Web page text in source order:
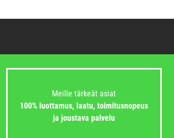
Meille tärkeät asiat
100% luottamus, laatu, toimitusnopeus
ja joustava palvelu